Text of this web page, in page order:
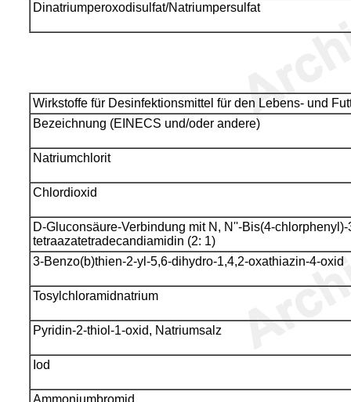
Dinatriumperoxodisulfat/Natriumpersulfat
Wirkstoffe für Desinfektionsmittel für den Lebens- und
Bezeichnung (EINECS und/oder andere)
Natriumchlorit
Chlordioxid
D-Gluconsäure-Verbindung mit N, N''-Bis(4-
tetraazatetradecandiamidin (2: 1)
3-Benzo(b)thien-2-yl-5,6-dihydro-1,4,2-oxathiazin-4-oxid
Tosylchloramidnatrium
Pyridin-2-thiol-1-oxid, Natriumsalz
Iod
Ammoniumbromid